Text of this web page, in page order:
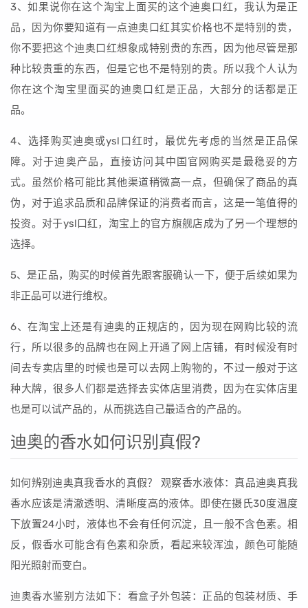
3、如果说你在这个淘宝上面买的这个迪奥口红，我认为是正
品，因为你要知道有一点迪奥口红其实价格也不是特别的贵，
你不要把这个迪奥口红想象成特别贵的东西，因为他尽管是那
种比较贵重的东西，但是它也不是特别的贵。所以我个人认为
你在这个淘宝里面买的迪奥口红是正品，大部分的话都是正
品。
4、选择购买迪奥或ysl口红时，最优先考虑的当然是正品保
障。对于迪奥产品，直接访问其中国官网购买是最稳妥的方
式。虽然价格可能比其他渠道稍微高一点，但确保了商品的真
伪，对于追求品质和品牌保证的消费者而言，这是一笔值得的
投资。对于ysl口红，淘宝上的官方旗舰店成为了另一个理想的
选择。
5、是正品，购买的时候首先跟客服确认一下，便于后续如果为
非正品可以进行维权。
6、在淘宝上还是有迪奥的正规店的，因为现在网购比较的流
行，所以很多的品牌也在网上开通了网上店铺，有时候没有时
间去专卖店里的时候也是可以去网上购物的，不过一般对于这
种大牌，很多人们都是选择去实体店里消费，因为在实体店里
也是可以试产品的，从而挑选自己最适合的产品的。
迪奥的香水如何识别真假?
如何辨别迪奥真我香水的真假？ 观察香水液体：真品迪奥真我
香水应该是清澈透明、清晰度高的液体。即使在摄氏30度温度
下放置24小时，液体也不会有任何沉淀，且一般不含色素。相
反，假香水可能含有色素和杂质，看起来较浑浊，颜色可能随
阳光照射而变白。
迪奥香水鉴别方法如下：看盒子外包装：正品的包装材质、手